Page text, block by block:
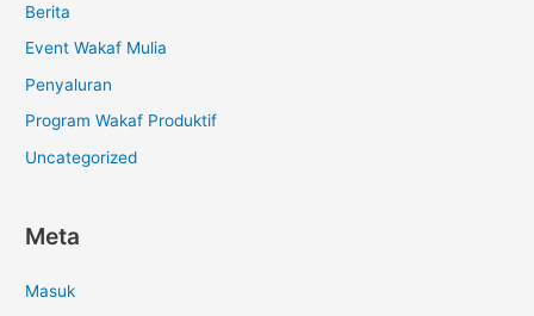
Berita
Event Wakaf Mulia
Penyaluran
Program Wakaf Produktif
Uncategorized
Meta
Masuk